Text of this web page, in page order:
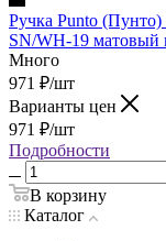
Ручка Punto
SN/WH-19 матовый
Много
971 ₽/шт
Варианты цен
971 ₽/шт
Подробности
В корзину
Каталог